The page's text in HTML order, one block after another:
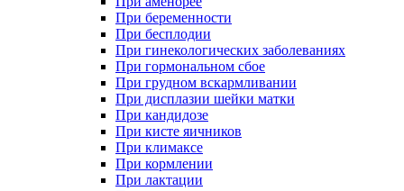
При беременности
При бесплодии
При гинекологических заболеваниях
При гормональном сбое
При грудном вскармливании
При дисплазии шейки матки
При кандидозе
При кисте яичников
При климаксе
При кормлении
При лактации